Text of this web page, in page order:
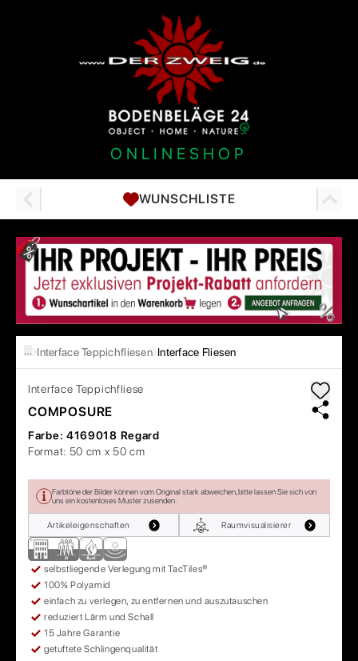
ONLINESHOP
WUNSCHLISTE
… Interface Teppichfliesen Interface Fliesen
Interface Teppichfliese
COMPOSURE
Farbe: 4169018 Regard
Format: 50 cm x 50 cm
Farbtöne der Bilder können vom Original stark abweichen, bitte lassen Sie sich von
uns ein kostenloses Muster zusenden.
Artikeleigenschaften Raumvisualisierer
selbstliegende Verlegung mit TacTiles®
100% Polyamid
einfach zu verlegen, zu entfernen und auszutauschen
reduziert Lärm und Schall
15 Jahre Garantie
getuftete Schlingenqualität